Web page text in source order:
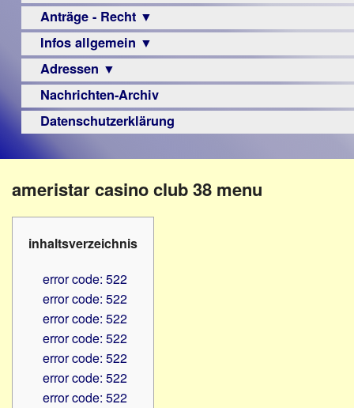
Veranstaltungsprogramme
Anträge - Recht ▼
Archiv
Urteile
Infos allgemein ▼
Sehbehinderung
Frühförderung
Schule
–
Beruf
Hilfsmittel
-
PC
Adressen ▼
Augenoptiker
Berufsbildungswerke
Hörbüchereien
Reha-
Lehrer
Verbände
Nachrichten-Archiv
Datenschutzerklärung
ameristar casino club 38 menu
inhaltsverzeichnis
error code: 522
error code: 522
error code: 522
error code: 522
error code: 522
error code: 522
error code: 522